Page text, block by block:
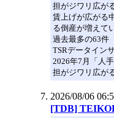
担がジワリ広が
賃上げが広がる
る倒産が増えて
過去最多の63件
TSRデータイン
2026年7月「人
担がジワリ広が
2026/08/06
[TDB]